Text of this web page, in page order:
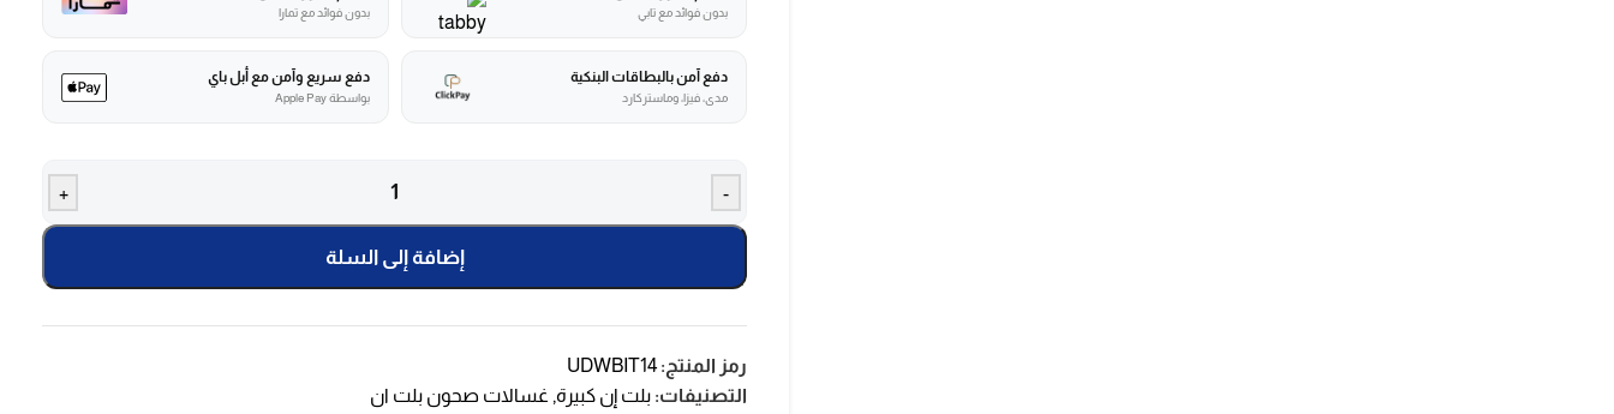
بدون فوائد مع تابي بدون فوائد مع تمارا
دفع آمن بالبطاقات البنكية
مدى، فيزا، وماستركارد
دفع سريع وآمن مع أبل باي
بواسطة Apple Pay
-
+
إضافة إلى السلة
رمز المنتج:UDWBIT14
التصنيفات: بلت إن كبيرة, غسالات صحون بلت ان